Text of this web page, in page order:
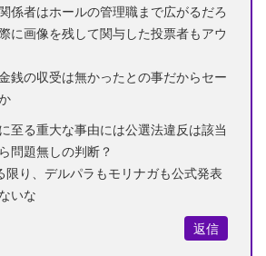
係者はホールの管理職まで広がるだろ
に画像を残して関与した投票者もアウ
銭の収受は無かったとの事だからセー
至る重大な事由には公選法違反は該当
問題無しの判断？
限り、デルパラもモリナガも公式発表
いな
返信